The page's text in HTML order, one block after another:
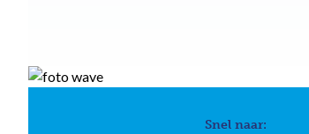
Snel naar: